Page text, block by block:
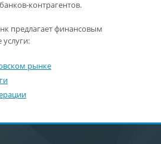
контрагентов.
предлагает финансовым
рынке